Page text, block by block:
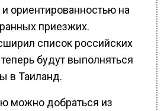
ориентированностью на
приезжих.
список российских
будут выполняться
в Таиланд.
можно добраться из